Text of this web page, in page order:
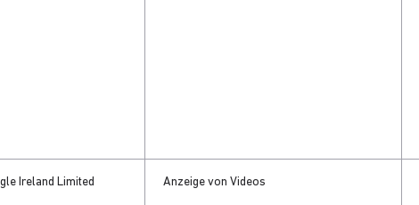
Ireland Limited Anzeige von Videos